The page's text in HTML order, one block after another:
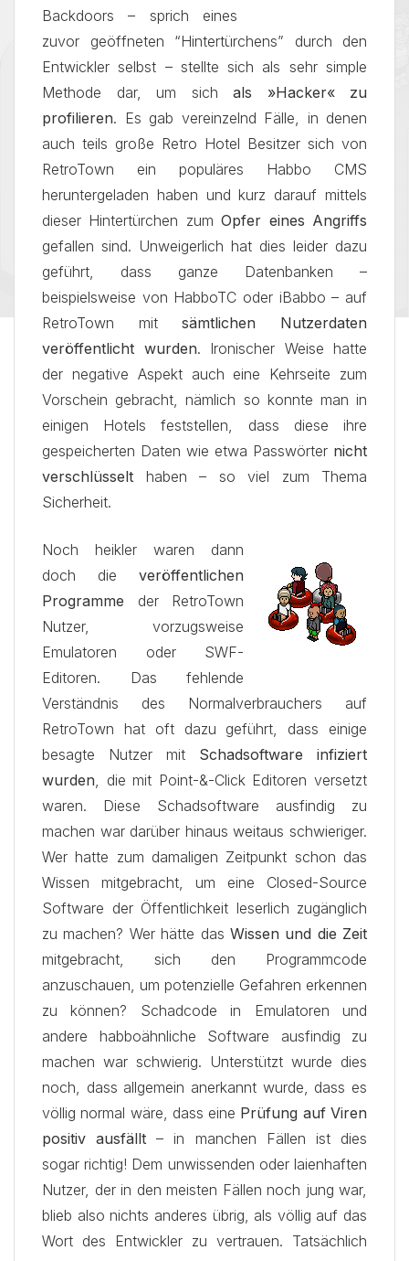
Backdoors – sprich eines
zuvor geöffneten “Hintertürchens” durch den
Entwickler selbst – stellte sich als sehr simple
Methode dar, um sich als »Hacker« zu
profilieren. Es gab vereinzelnd Fälle, in denen
auch teils große Retro Hotel Besitzer sich von
RetroTown ein populäres Habbo CMS
heruntergeladen haben und kurz darauf mittels
dieser Hintertürchen zumOpfer eines Angriffs
gefallen sind. Unweigerlich hat dies leider dazu
geführt, dass ganze Datenbanken –
beispielsweise von HabboTC oder iBabbo – auf
RetroTown mitsämtlichen Nutzerdaten
veröffentlicht wurden. Ironischer Weise hatte
der negative Aspekt auch eine Kehrseite zum
Vorschein gebracht, nämlich so konnte man in
einigen Hotels feststellen, dass diese ihre
gespeicherten Daten wie etwa Passwörter nicht
verschlüsselt haben – so viel zum Thema
Sicherheit.
Noch heikler waren dann
doch die veröffentlichen
Programme der RetroTown
Nutzer, vorzugsweise
Emulatoren oder SWF-
Editoren. Das fehlende
Verständnis des Normalverbrauchers auf
RetroTown hat oft dazu geführt, dass einige
besagte Nutzer mit Schadsoftware infiziert
wurden, die mit Point-&-Click Editoren versetzt
waren. Diese Schadsoftware ausfindig zu
machen war darüber hinaus weitaus schwieriger.
Wer hatte zum damaligen Zeitpunkt schon das
Wissen mitgebracht, um eine Closed-Source
Software der Öffentlichkeit leserlich zugänglich
zu machen? Wer hätte das Wissen und die Zeit
mitgebracht, sich den Programmcode
anzuschauen, um potenzielle Gefahren erkennen
zu können? Schadcode in Emulatoren und
andere habboähnliche Software ausfindig zu
machen war schwierig. Unterstützt wurde dies
noch, dass allgemein anerkannt wurde, dass es
völlig normal wäre, dass eine Prüfung auf Viren
positiv ausfällt – in manchen Fällen ist dies
sogar richtig! Dem unwissenden oder laienhaften
Nutzer, der in den meisten Fällen noch jung war,
blieb also nichts anderes übrig, als völlig auf das
Wort des Entwickler zu vertrauen. Tatsächlich